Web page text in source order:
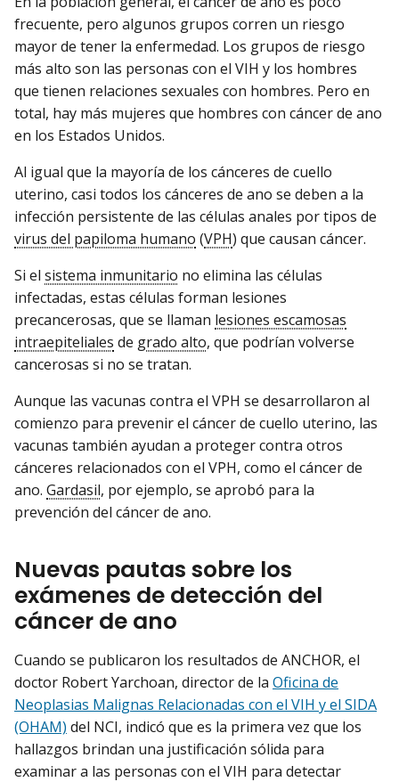
frecuente, pero algunos grupos corren un riesgo
mayor de tener la enfermedad. Los grupos de riesgo
más alto son las personas con el VIH y los hombres
que tienen relaciones sexuales con hombres. Pero en
total, hay más mujeres que hombres con cáncer de ano
en los Estados Unidos.
Al igual que la mayoría de los cánceres de cuello
uterino, casi todos los cánceres de ano se deben a la
infección persistente de las células anales por tipos de
virus del papiloma humano (VPH) que causan cáncer.
Si el sistema inmunitario no elimina las células
infectadas, estas células forman lesiones
precancerosas, que se llaman lesiones escamosas
intraepiteliales de grado alto, que podrían volverse
cancerosas si no se tratan.
Aunque las vacunas contra el VPH se desarrollaron al
comienzo para prevenir el cáncer de cuello uterino, las
vacunas también ayudan a proteger contra otros
cánceres relacionados con el VPH, como el cáncer de
ano. Gardasil, por ejemplo, se aprobó para la
prevención del cáncer de ano.
Nuevas pautas sobre los
exámenes de detección del
cáncer de ano
Cuando se publicaron los resultados de ANCHOR, el
doctor Robert Yarchoan, director de la Oficina de
Neoplasias Malignas Relacionadas con el VIH y el SIDA
(OHAM) del NCI, indicó que es la primera vez que los
hallazgos brindan una justificación sólida para
examinar a las personas con el VIH para detectar